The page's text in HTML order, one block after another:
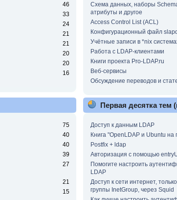
46
33
24
21
21
20
20
16
Схема данных, наборы
атрибуты и другое
Access Control List (ACL)
Конфигурационный файл
Учётные записи в *nix
Работа с LDAP-клиентами
Книги проекта Pro-LDAP.ru
Веб-сервисы
Обсуждение переводов и
75
40
40
39
27
21
15
Первая десятка тем
Доступ к данным LDAP
Книга "OpenLDAP и Ubuntu на
Postfix + ldap
Авторизация с помощью
Помогите настроить
LDAP
Доступ к сети интернет,
группы InetGroup, через Squid